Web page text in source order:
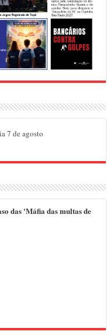
7 de agosto
das 'Máfia das multas de